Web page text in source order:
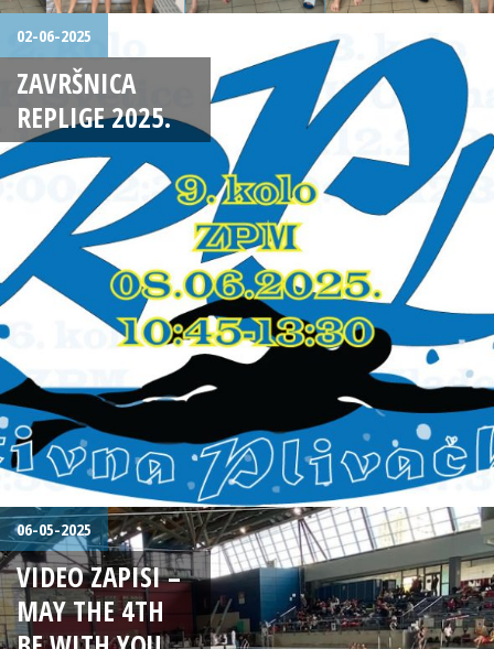
02-06-2025
ZAVRŠNICA
REPLIGE 2025.
06-05-2025
VIDEO ZAPISI –
MAY THE 4TH